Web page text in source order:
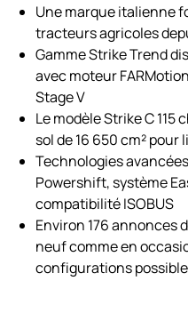
Une marque italienne
tracteurs agricoles
Gamme Strike Trend
avec moteur
Stage V
Le modèle Strike C
sol de 16 650 cm²
Technologies
Powershift, système
compatibilité ISOBUS
Environ 176 annonces
neuf comme en
configurations